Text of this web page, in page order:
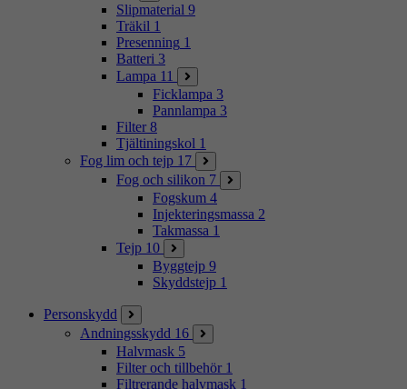
Slipmaterial 9
Träkil 1
Presenning 1
Batteri 3
Lampa 11
Ficklampa 3
Pannlampa 3
Filter 8
Tjältiningskol 1
Fog lim och tejp 17
Fog och silikon 7
Fogskum 4
Injekteringsmassa 2
Takmassa 1
Tejp 10
Byggtejp 9
Skyddstejp 1
Personskydd
Andningsskydd 16
Halvmask 5
Filter och tillbehör 1
Filtrerande halvmask 1